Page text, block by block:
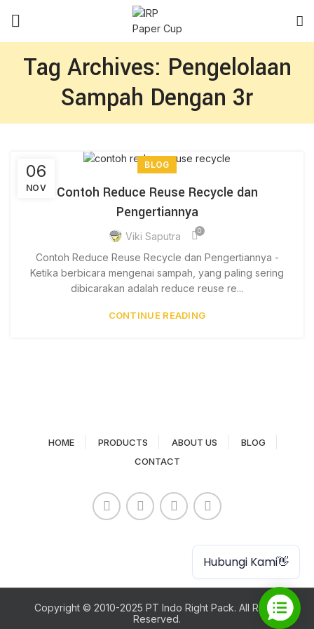
Tag Archives: Pengelolaan
Sampah Dengan 3r
06
NOV
BLOG
Contoh Reduce Reuse Recycle dan
Pengertiannya
Viki Saputra 0
Contoh Reduce Reuse Recycle dan Pengertiannya -
Ketika berbicara mengenai sampah, yang paling sering
dibicarakan adalah reduce reuse re...
CONTINUE READING
HOME PRODUCTS ABOUT US
BLOG
CONTACT
Copyright © 2010-2025 PT Indo Right Pack. All Rights
Reserved.
Hubungi Kami👋